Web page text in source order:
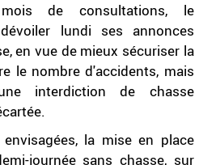
de consultations, le
lundi ses annonces
en vue de mieux sécuriser la
le nombre d'accidents, mais
interdiction de chasse
la mise en place
journée sans chasse, sur